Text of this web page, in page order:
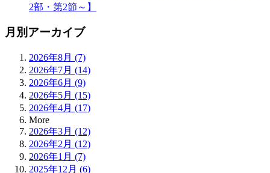
2部・第2節～】
月別アーカイブ
2026年8月 (7)
2026年7月 (14)
2026年6月 (9)
2026年5月 (15)
2026年4月 (17)
More
2026年3月 (12)
2026年2月 (12)
2026年1月 (7)
2025年12月 (6)